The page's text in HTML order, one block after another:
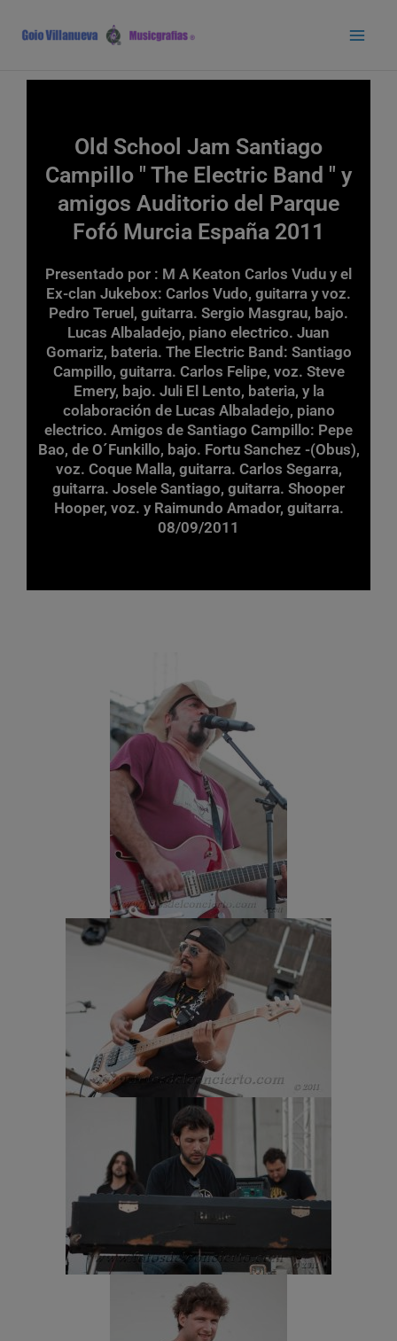
contenido
Old School Jam Santiago
Campillo " The Electric Band " y
amigos Auditorio del Parque
Fofó Murcia España 2011
Presentado por : M A Keaton Carlos Vudu y el
Ex-clan Jukebox: Carlos Vudo, guitarra y voz.
Pedro Teruel, guitarra. Sergio Masgrau, bajo.
Lucas Albaladejo, piano electrico. Juan
Gomariz, bateria. The Electric Band: Santiago
Campillo, guitarra. Carlos Felipe, voz. Steve
Emery, bajo. Juli El Lento, bateria, y la
colaboración de Lucas Albaladejo, piano
electrico. Amigos de Santiago Campillo: Pepe
Bao, de O´Funkillo, bajo. Fortu Sanchez -(Obus),
voz. Coque Malla, guitarra. Carlos Segarra,
guitarra. Josele Santiago, guitarra. Shooper
Hooper, voz. y Raimundo Amador, guitarra.
08/09/2011